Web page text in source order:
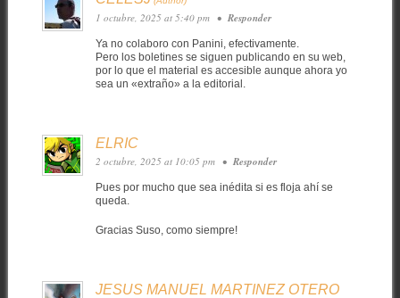
1 octubre, 2025 at 5:40 pm • Responder
Ya no colaboro con Panini, efectivamente.
Pero los boletines se siguen publicando en su web,
por lo que el material es accesible aunque ahora yo
sea un «extraño» a la editorial.
ELRIC
2 octubre, 2025 at 10:05 pm • Responder
Pues por mucho que sea inédita si es floja ahí se
queda.
Gracias Suso, como siempre!
JESUS MANUEL MARTINEZ OTERO